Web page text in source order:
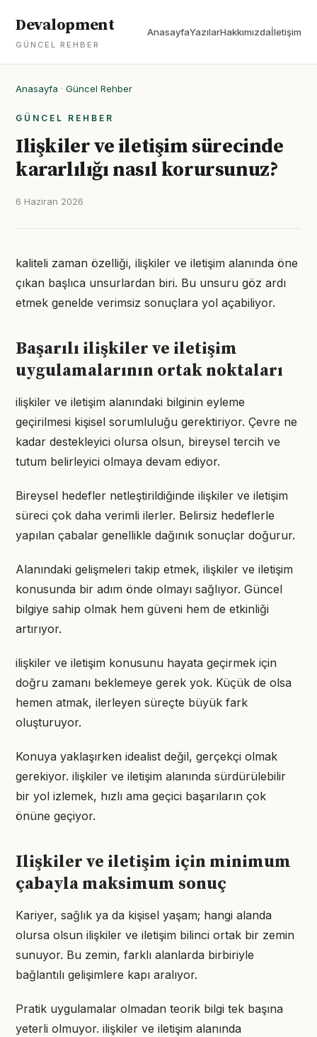
Devalopment
GÜNCEL REHBER
AnasayfaYazılarHakkımızdaİletişim
Anasayfa · Güncel Rehber
GÜNCEL REHBER
Ilişkiler ve iletişim sürecinde
kararlılığı nasıl korursunuz?
6 Haziran 2026
kaliteli zaman özelliği, ilişkiler ve iletişim alanında öne
çıkan başlıca unsurlardan biri. Bu unsuru göz ardı
etmek genelde verimsiz sonuçlara yol açabiliyor.
Başarılı ilişkiler ve iletişim
uygulamalarının ortak noktaları
ilişkiler ve iletişim alanındaki bilginin eyleme
geçirilmesi kişisel sorumluluğu gerektiriyor. Çevre ne
kadar destekleyici olursa olsun, bireysel tercih ve
tutum belirleyici olmaya devam ediyor.
Bireysel hedefler netleştirildiğinde ilişkiler ve iletişim
süreci çok daha verimli ilerler. Belirsiz hedeflerle
yapılan çabalar genellikle dağınık sonuçlar doğurur.
Alanındaki gelişmeleri takip etmek, ilişkiler ve iletişim
konusunda bir adım önde olmayı sağlıyor. Güncel
bilgiye sahip olmak hem güveni hem de etkinliği
artırıyor.
ilişkiler ve iletişim konusunu hayata geçirmek için
doğru zamanı beklemeye gerek yok. Küçük de olsa
hemen atmak, ilerleyen süreçte büyük fark
oluşturuyor.
Konuya yaklaşırken idealist değil, gerçekçi olmak
gerekiyor. ilişkiler ve iletişim alanında sürdürülebilir
bir yol izlemek, hızlı ama geçici başarıların çok
önüne geçiyor.
Ilişkiler ve iletişim için minimum
çabayla maksimum sonuç
Kariyer, sağlık ya da kişisel yaşam; hangi alanda
olursa olsun ilişkiler ve iletişim bilinci ortak bir zemin
sunuyor. Bu zemin, farklı alanlarda birbiriyle
bağlantılı gelişimlere kapı aralıyor.
Pratik uygulamalar olmadan teorik bilgi tek başına
yeterli olmuyor. ilişkiler ve iletişim alanında